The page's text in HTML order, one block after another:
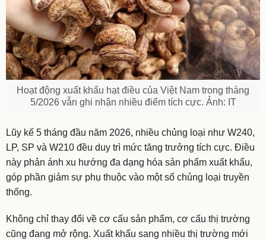
Hoạt động xuất khẩu hạt điều của Việt Nam trong tháng
5/2026 vẫn ghi nhận nhiều điểm tích cực. Ảnh: IT
Lũy kế 5 tháng đầu năm 2026, nhiều chủng loại như W240,
LP, SP và W210 đều duy trì mức tăng trưởng tích cực. Điều
này phản ánh xu hướng đa dạng hóa sản phẩm xuất khẩu,
góp phần giảm sự phụ thuộc vào một số chủng loại truyền
thống.
Không chỉ thay đổi về cơ cấu sản phẩm, cơ cấu thị trường
cũng đang mở rộng. Xuất khẩu sang nhiều thị trường mới